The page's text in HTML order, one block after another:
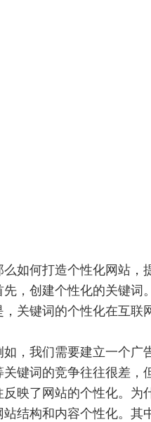
何打造个性化网站，提
创建个性化的关键词。
，关键词的个性化在互联
我们需要建立一个广告
关键词的竞争往往很差
反映了网站的个性化。为
构和内容个性化。其中